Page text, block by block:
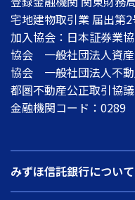
宅地建物取引業 届出第
加入協会：日本証券業
協会 一般社団法人資
協会 一般社団法人不
都圏不動産公正取引協
金融機関コード：0289
みずほ信託銀行について